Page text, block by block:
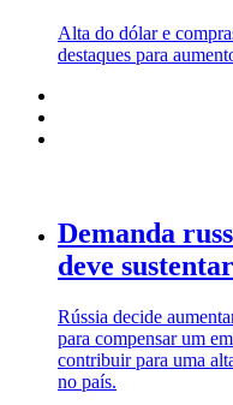
Alta do dólar e
destaques para
Demanda
deve
Rússia decide
para compensar um
contribuir para uma
no país.